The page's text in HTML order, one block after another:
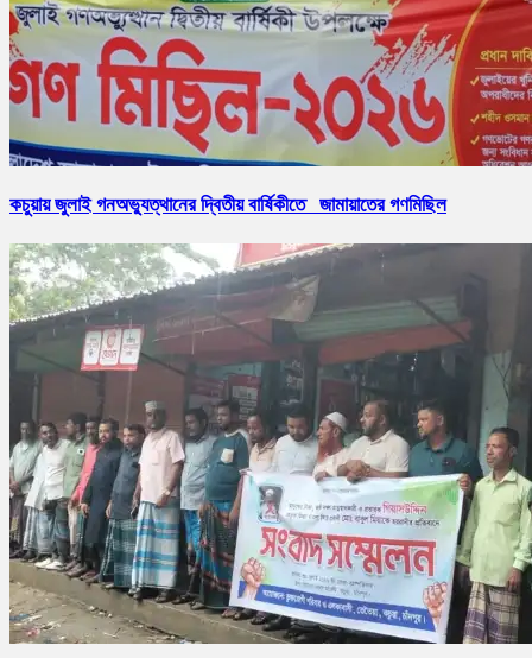
কচুয়ায় জুলাই গনঅভ্যুত্থানের দ্বিতীয় বার্ষিকীতে জামায়াতের গণমিছিল